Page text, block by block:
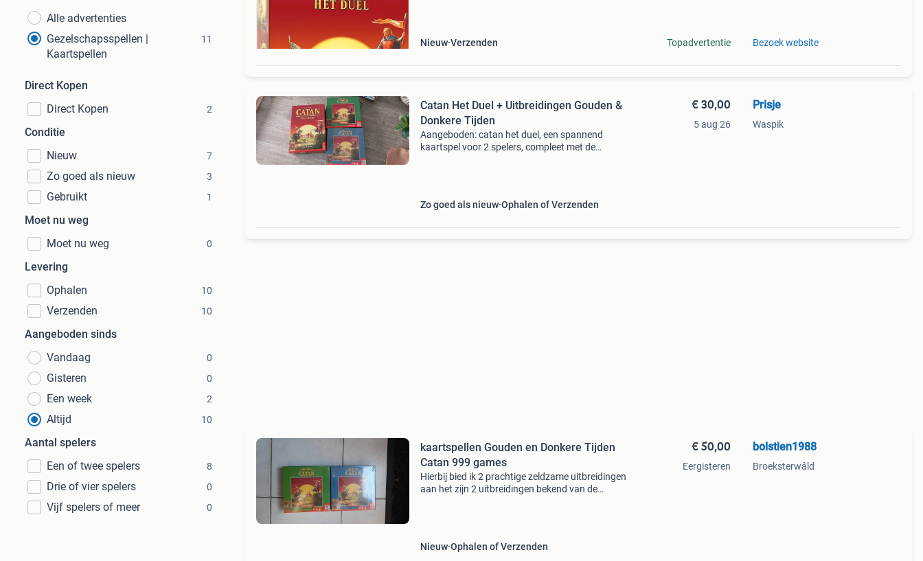
Alle advertenties
Gezelschapsspellen |
Kaartspellen
11
Direct Kopen
Direct Kopen
2
Conditie
Nieuw
7
Zo goed als nieuw 3
Gebruikt 1
Moet nu weg
Moet nu weg
0
Levering
Ophalen
10
Verzenden 10
Aangeboden sinds
Vandaag
0
Gisteren 0
Een week 2
Altijd 10
Aantal spelers
Een of twee spelers
8
Drie of vier spelers 0
Vijf spelers of meer 0
Nieuw Verzenden Topadvertentie Bezoek website
Catan Het Duel + Uitbreidingen Gouden &
Donkere Tijden
Aangeboden: catan het duel, een spannend
kaartspel voor 2 spelers, compleet met de
Zo goed als nieuw Ophalen of Verzenden
€ 30,00
5 aug 26
Prisje
Waspik
kaartspellen Gouden en Donkere Tijden
Catan 999 games
Hierbij bied ik 2 prachtige zeldzame uitbreidingen
aan het zijn 2 uitbreidingen bekend van de
Nieuw Ophalen of Verzenden
€ 50,00
Eergisteren
bolstien1988
Broeksterwâld